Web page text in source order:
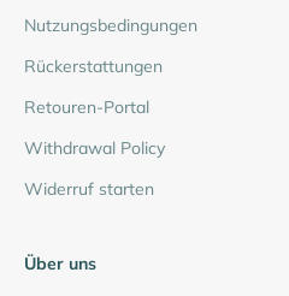
Nutzungsbedingungen
Rückerstattungen
Retouren-Portal
Withdrawal Policy
Widerruf starten
Über uns